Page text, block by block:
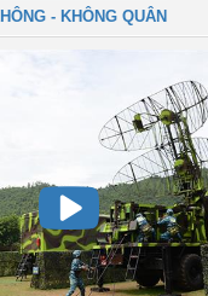
- KHÔNG QUÂN